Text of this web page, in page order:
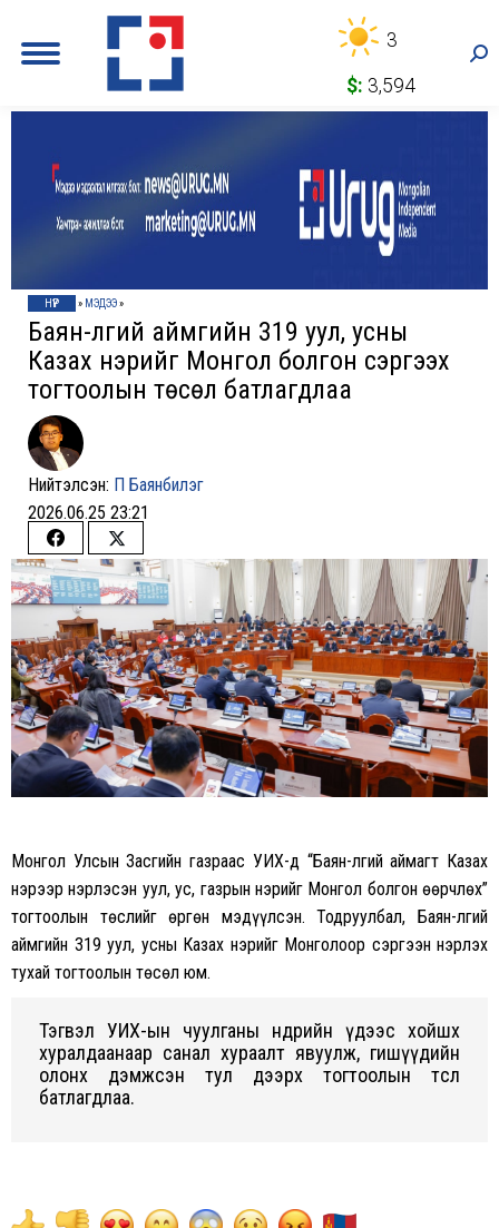
3
$: 3,594
НҮҮР » МЭДЭЭ»
Баян-Өлгий аймгийн 319 уул, усны
Казах нэрийг Монгол болгон сэргээх
тогтоолын төсөл батлагдлаа
Нийтэлсэн: П Баянбилэг
2026.06.25 23:21
Share
on
Facebook
Share
on
Twitter
Монгол Улсын Засгийн газраас УИХ-д “Баян-Өлгий аймагт Казах
нэрээр нэрлэсэн уул, ус, газрын нэрийг Монгол болгон өөрчлөх”
тогтоолын төслийг өргөн мэдүүлсэн. Тодруулбал, Баян-Өлгий
аймгийн 319 уул, усны Казах нэрийг Монголоор сэргээн нэрлэх
тухай тогтоолын төсөл юм.
Тэгвэл УИХ-ын чуулганы өнөөдрийн үдээс хойшх
хуралдаанаар санал хураалт явуулж, гишүүдийн
олонх дэмжсэн тул дээрх тогтоолын төсөл
батлагдлаа.